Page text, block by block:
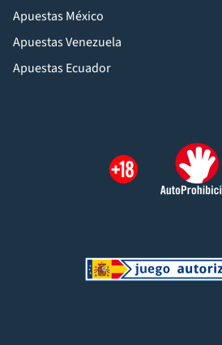
Apuestas México
Apuestas Venezuela
Apuestas Ecuador